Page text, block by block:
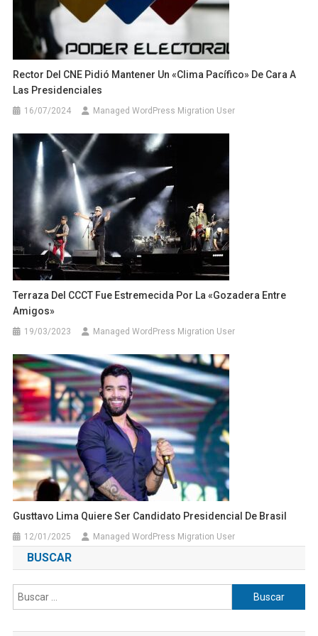
Rector Del CNE Pidió Mantener Un «clima Pacífico» De Cara A
Las Presidenciales
16/07/2024 Managed WordPress Migration User
Terraza Del CCCT Fue Estremecida Por La «Gozadera Entre
Amigos»
19/03/2023 Managed WordPress Migration User
Gusttavo Lima Quiere Ser Candidato Presidencial De Brasil
12/01/2025 Managed WordPress Migration User
BUSCAR
Buscar: